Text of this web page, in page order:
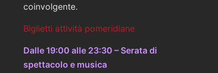
coinvolgente.
Biglietti attività pomeridiane
Dalle 19:00 alle 23:30 – Serata di
spettacolo e musica